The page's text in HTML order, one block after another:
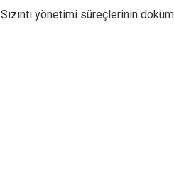
Sızıntı yönetimi süreçlerinin